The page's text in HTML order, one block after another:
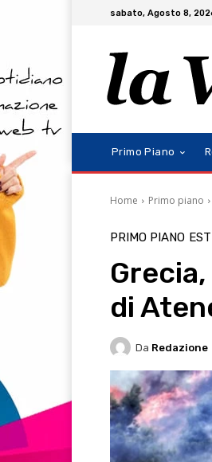
sabato, Agosto 8,
Primo Piano
Home Primo piano
PRIMO PIANO
di
Da Redazione